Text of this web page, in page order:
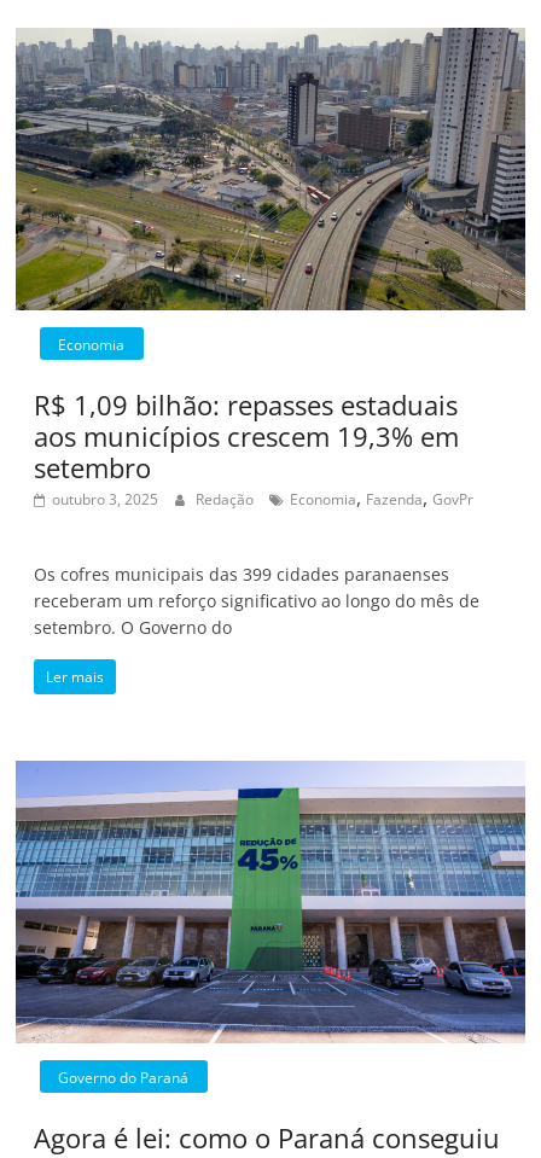
Economia
R$ 1,09 bilhão: repasses estaduais
aos municípios crescem 19,3% em
setembro
outubro 3, 2025 Redação Economia, Fazenda,GovPr
Os cofres municipais das 399 cidades paranaenses
receberam um reforço significativo ao longo do mês de
setembro. O Governo do
Ler mais
Governo do Paraná
Agora é lei: como o Paraná conseguiu